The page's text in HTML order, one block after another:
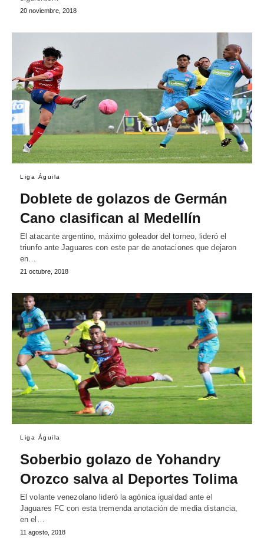
20 noviembre, 2018
Liga Águila
Doblete de golazos de Germán
Cano clasifican al Medellín
El atacante argentino, máximo goleador del torneo, lideró el
triunfo ante Jaguares con este par de anotaciones que dejaron
en…
21 octubre, 2018
Liga Águila
Soberbio golazo de Yohandry
Orozco salva al Deportes Tolima
El volante venezolano lideró la agónica igualdad ante el
Jaguares FC con esta tremenda anotación de media distancia,
en el…
11 agosto, 2018